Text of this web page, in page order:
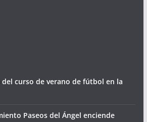
del curso de verano de fútbol en la
Paseos del Ángel enciende